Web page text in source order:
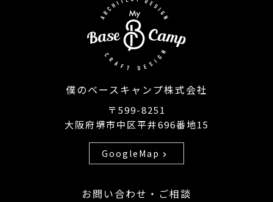
僕のベースキャンプ株式会社
〒599-8251
大阪府堺市中区平井696番地15
GoogleMap chevron_right
お問い合わせ・ご相談